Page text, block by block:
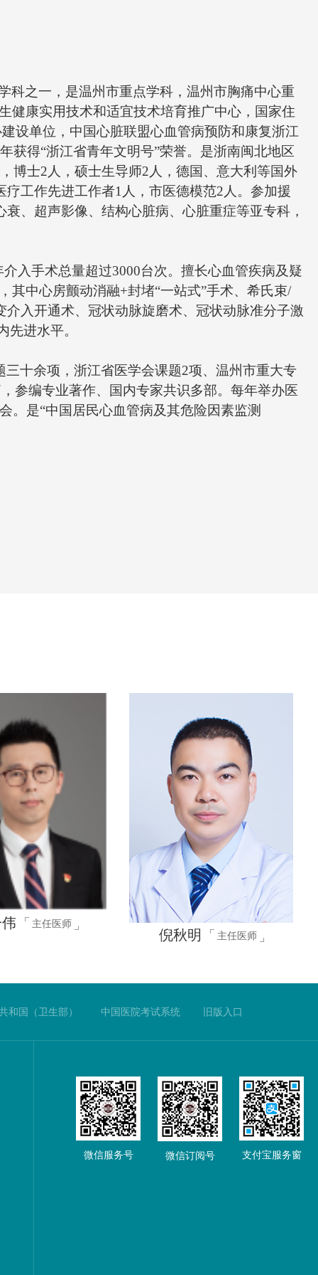
然课题2项，省厅级课题56项，市级课题三十余项，浙
课题2项、温州市重大专项课题1项，全国多中心研究8
4项GCP项目，获得国家专利20余项，发表SCI等学术
，参编专业著作、国内专家共识多部。每年举办医学
目国家级1项，省、市级6项，主办每年的温州市心脏
定期承办浙江省心脏康复年会。是“中国居民心血管病
素监测2020”、“心脑血管病防治中心浙江省高血压筛
温州市主要承担者。
科之一，是温州市重点学科，温州市胸痛中心重
健康实用技术和适宜技术培育推广中心，国家住
设单位，中国心脏联盟心血管病预防和康复浙江
获得“浙江省青年文明号”荣誉。是浙南闽北地区
博士2人，硕士生导师2人，德国、意大利等国外
工作先进工作者1人，市医德模范2人。参加援
、超声影像、结构心脏病、心脏重症等亚专科，
入手术总量超过3000台次。擅长心血管疾病及疑
其中心房颤动消融+封堵“一站式”手术、希氏束/
入开通术、冠状动脉旋磨术、冠状动脉准分子激
进水平。
十余项，浙江省医学会课题2项、温州市重大专
参编专业著作、国内专家共识多部。每年举办医
。是“中国居民心血管病及其危险因素监测
主任医师
倪秋明 主任医师
和国（卫生部） 中国医院考试系统 旧版入口
微信服务号 微信订阅号 支付宝服务窗